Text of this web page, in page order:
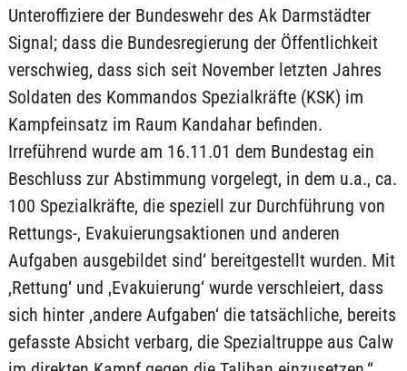
Unteroffiziere der Bundeswehr des Ak Darmstädter
Signal; dass die Bundesregierung der Öffentlichkeit
verschwieg, dass sich seit November letzten Jahres
Soldaten des Kommandos Spezialkräfte (KSK) im
Kampfeinsatz im Raum Kandahar befinden.
Irreführend wurde am 16.11.01 dem Bundestag ein
Beschluss zur Abstimmung vorgelegt, in dem u.a.‚ ca.
100 Spezialkräfte, die speziell zur Durchführung von
Rettungs-, Evakuierungsaktionen und anderen
Aufgaben ausgebildet sind‘ bereitgestellt wurden. Mit
‚Rettung‘ und ‚Evakuierung‘ wurde verschleiert, dass
sich hinter ‚andere Aufgaben‘ die tatsächliche, bereits
gefasste Absicht verbarg, die Spezialtruppe aus Calw